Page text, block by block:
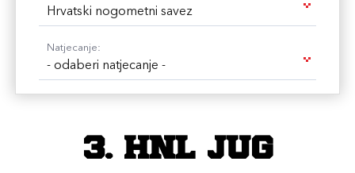
Hrvatski nogometni savez
Natjecanje:
- odaberi natjecanje -
3. HNL Jug